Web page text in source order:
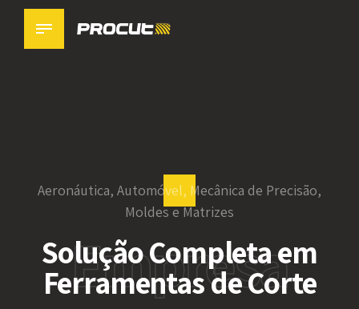
Aeronáutica, Automóvel, Mecânica de Precisão,
Moldes e Matrizes
Solução Completa em
Ferramentas de Corte
Empresa